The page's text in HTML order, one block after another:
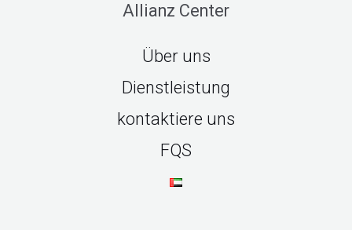
Allianz Center
Über uns
Dienstleistung
kontaktiere uns
FQS